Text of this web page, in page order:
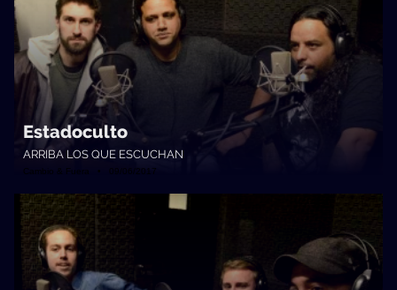
Estadoculto
ARRIBA LOS QUE ESCUCHAN
Cambio & Fuera • 09/06/2017